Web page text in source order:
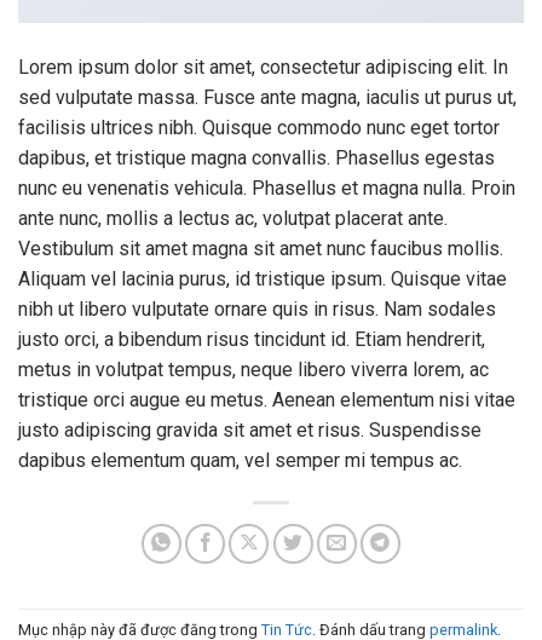
Lorem ipsum dolor sit amet, consectetur adipiscing elit. In
sed vulputate massa. Fusce ante magna, iaculis ut purus ut,
facilisis ultrices nibh. Quisque commodo nunc eget tortor
dapibus, et tristique magna convallis. Phasellus egestas
nunc eu venenatis vehicula. Phasellus et magna nulla. Proin
ante nunc, mollis a lectus ac, volutpat placerat ante.
Vestibulum sit amet magna sit amet nunc faucibus mollis.
Aliquam vel lacinia purus, id tristique ipsum. Quisque vitae
nibh ut libero vulputate ornare quis in risus. Nam sodales
justo orci, a bibendum risus tincidunt id. Etiam hendrerit,
metus in volutpat tempus, neque libero viverra lorem, ac
tristique orci augue eu metus. Aenean elementum nisi vitae
justo adipiscing gravida sit amet et risus. Suspendisse
dapibus elementum quam, vel semper mi tempus ac.
Mục nhập này đã được đăng trong Tin Tức . Đánh dấu trang permalink